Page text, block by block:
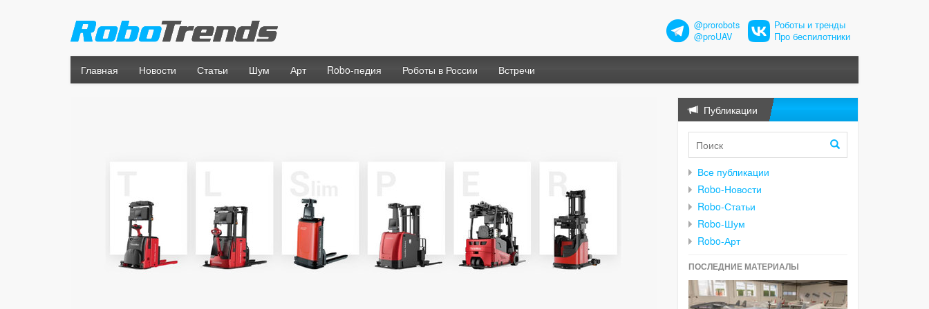
@prorobots
@proUAV
Роботы и тренды
Про беспилотники
Главная Новости Статьи Шум Арт Robo-педия Роботы в России Встречи
Публикации
Все публикации
Robo-Новости
Robo-Статьи
Robo-Шум
Robo-Арт
ПОСЛЕДНИЕ МАТЕРИАЛЫ